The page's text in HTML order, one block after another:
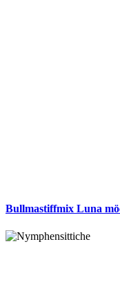
Bullmastiffmix Luna